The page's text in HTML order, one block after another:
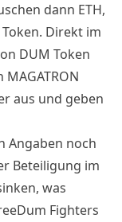
dann ETH,
Token. Direkt im
DUM Token
aus und geben
Angaben noch
Beteiligung im
was
Fighters